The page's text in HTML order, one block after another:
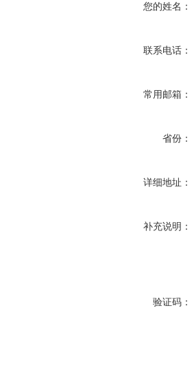
您的姓名：
联系电话：
常用邮箱：
省份：
详细地址：
补充说明：
验证码：